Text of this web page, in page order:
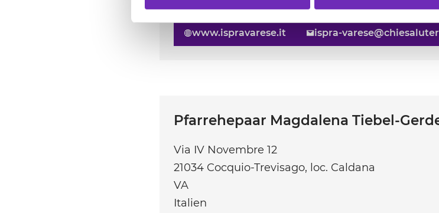
www.ispravarese.it ispra-
Pfarrehepaar Magdalena Tiebel-
Via IV Novembre 12
21034 Cocquio-Trevisago, loc. Caldana
VA
Italien